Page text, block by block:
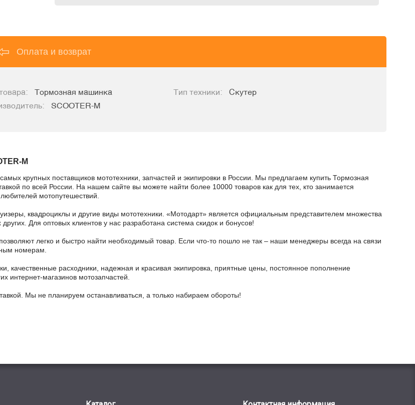
Оплата и возврат
Тормозная машинка Тип техники:
Скутер
SCOOTER-M
M
крупных поставщиков мототехники, запчастей и экипировки в России. Мы предлагаем купить Тормозная
по всей России. На нашем сайте вы можете найти более 10000 товаров как для тех, кто занимается
мотопутешествий.
квадроциклы и другие виды мототехники. «Мотодарт» является официальным представителем множества
Для оптовых клиентов у нас разработана система скидок и бонусов!
легко и быстро найти необходимый товар. Если что-то пошло не так – наши менеджеры всегда на связи
номерам.
качественные расходники, надежная и красивая экипировка, приятные цены, постоянное пополнение
интернет-магазинов мотозапчастей.
Мы не планируем останавливаться, а только набираем обороты!